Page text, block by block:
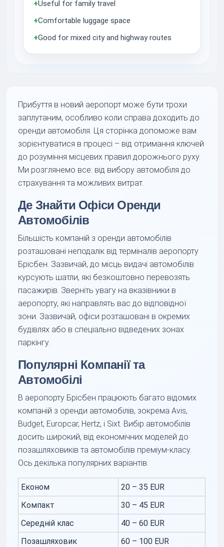
+Useful for family travel
+Comfortable luggage space
+Good for mixed city and highway routes
Прибуття в новий аеропорт може бути трохи
заплутаним, особливо коли справа доходить до
оренди автомобіля. Ця сторінка допоможе вам
зорієнтуватися в процесі – від отримання ключей
до розуміння місцевих правил дорожнього руху.
Ми розглянемо все: від вибору автомобіля до
страхування та можливих витрат.
Де Знайти Офіси Оренди
Автомобілів
Більшість компаній з оренди автомобілів
розташовані неподалік від терміналів аеропорту
Брісбен. Зазвичай, до місць видачі автомобілів
курсують шатли, які безкоштовно перевозять
пасажирів. Зверніть увагу на вказівники в
аеропорту, які направлять вас до відповідної
зони. Зазвичай, офіси розташовані в окремих
будівлях або в спеціально відведених зонах
паркінгу.
Популярні Компанії та
Автомобілі
В аеропорту Брісбен працюють багато відомих
компаній з оренди автомобілів, зокрема Avis,
Budget, Europcar, Hertz, і Sixt. Вибір автомобілів
досить широкий, від економічних моделей до
позашляховиків та автомобілів преміум-класу.
Ось декілька популярних варіантів:
Економ
20 – 35 EUR
Компакт
30 – 45 EUR
Середній клас
40 – 60 EUR
Позашляховик
60 – 100 EUR